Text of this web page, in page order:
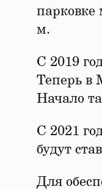
парковке
м.
С 2019
Теперь в
Начало
С 2021
будут
Для